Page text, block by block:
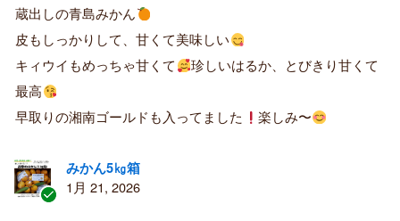
み
購
者
蔵出しの青島みかん
皮もしっかりして、甘くて美味しい
キィウイもめっちゃ甘くて
珍しいはるか、とびきり甘くて
最高
早取りの湘南ゴールドも入ってました
楽しみ〜
みかん5㎏箱
1月 21, 2026